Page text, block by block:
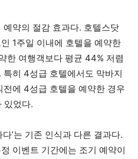
약의 절감 효과다. 호텔스닷
1주일 이내에 호텔을 예약한
한 여행객보다 평균 44% 저렴
히 4성급 호텔에서도 막바지
에 4성급 호텔을 예약한 경우
있었다.
’는 기존 인식과 다른 결과다.
이벤트 기간에는 조기 예약이